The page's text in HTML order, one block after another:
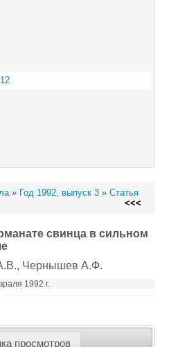
12
» Год 1992, выпуск 3 » Статья
<<<
свинца в сильном
, Чернышев А.Ф.
1992 г.
просмотров